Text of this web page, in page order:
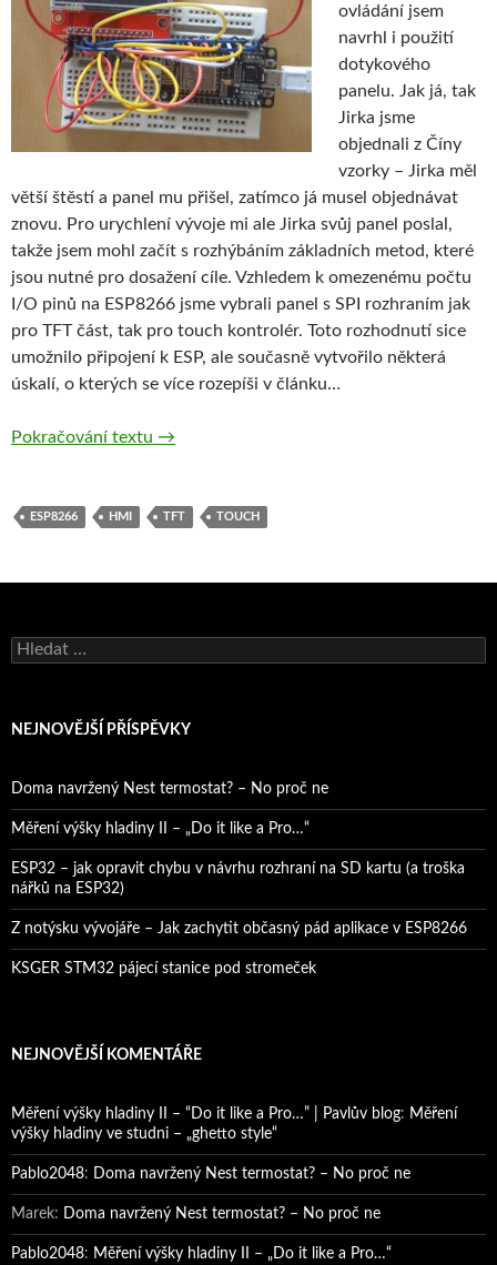
ovládání jsem
navrhl i použití
dotykového
panelu. Jak já, tak
Jirka jsme
objednali z Číny
vzorky – Jirka měl
větší štěstí a panel mu přišel, zatímco já musel objednávat
znovu. Pro urychlení vývoje mi ale Jirka svůj panel poslal,
takže jsem mohl začít s rozhýbáním základních metod, které
jsou nutné pro dosažení cíle. Vzhledem k omezenému počtu
I/O pinů na ESP8266 jsme vybrali panel s SPI rozhraním jak
pro TFT část, tak pro touch kontrolér. Toto rozhodnutí sice
umožnilo připojení k ESP, ale současně vytvořilo některá
úskalí, o kterých se více rozepíši v článku…
Pokračování textu ESP8266 + 2.8“TFT + Touch panel =
→
ESP8266 HMI TFT TOUCH
Vyhledávání
NEJNOVĚJŠÍ PŘÍSPĚVKY
Doma navržený Nest termostat? – No proč ne
Měření výšky hladiny II – „Do it like a Pro…“
ESP32 – jak opravit chybu v návrhu rozhraní na SD kartu (a troška
nářků na ESP32)
Z notýsku vývojáře – Jak zachytit občasný pád aplikace v ESP8266
KSGER STM32 pájecí stanice pod stromeček
NEJNOVĚJŠÍ KOMENTÁŘE
Měření výšky hladiny II – “Do it like a Pro…” | Pavlův blog: Měření
výšky hladiny ve studni – „ghetto style“
Pablo2048: Doma navržený Nest termostat? – No proč ne
Marek: Doma navržený Nest termostat? – No proč ne
Pablo2048: Měření výšky hladiny II – „Do it like a Pro…“